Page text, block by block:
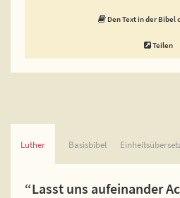
Den Text in der Bibel
Teilen
Luther Basisbibel
“Lasst uns aufeinander